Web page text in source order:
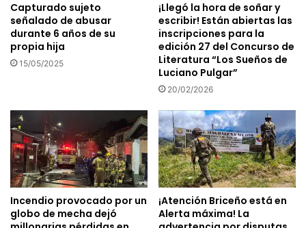
Capturado sujeto
señalado de abusar
durante 6 años de su
propia hija
15/05/2025
¡Llegó la hora de soñar y
escribir! Están abiertas las
inscripciones para la
edición 27 del Concurso de
Literatura “Los Sueños de
Luciano Pulgar”
20/02/2026
Incendio provocado por un
globo de mecha dejó
¡Atención Briceño está en
Alerta máxima! La